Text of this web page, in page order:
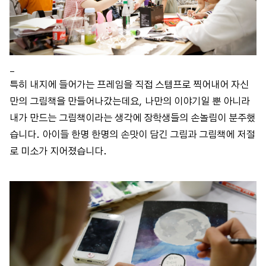
특히 내지에 들어가는 프레임을 직접 스템프로 찍어내어 자신
만의 그림책을 만들어나갔는데요, 나만의 이야기일 뿐 아니라
내가 만드는 그림책이라는 생각에 장학생들의 손놀림이 분주했
습니다. 아이들 한명 한명의 손맛이 담긴 그림과 그림책에 저절
로 미소가 지어졌습니다.